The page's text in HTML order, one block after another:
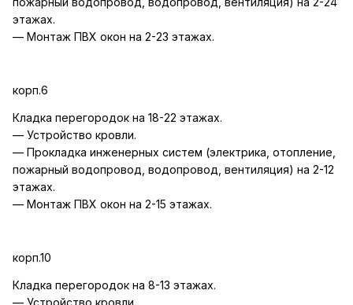
этажах.
— Монтаж ПВХ окон на 2-23 этажах.
корп.6
Кладка перегородок на 18-22 этажах.
— Устройство кровли.
— Прокладка инженерных систем (электрика, отопление,
пожарный водопровод, водопровод, вентиляция) на 2-12
этажах.
— Монтаж ПВХ окон на 2-15 этажах.
корп.10
Кладка перегородок на 8-13 этажах.